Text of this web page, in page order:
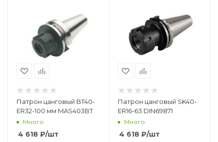
Патрон цанговый BT40-
ER32-100 мм MAS403BT
Много
4 618 ₽/шт
Патрон цанговый SK40-
ER16-63 DIN69871
Много
4 618 ₽/шт